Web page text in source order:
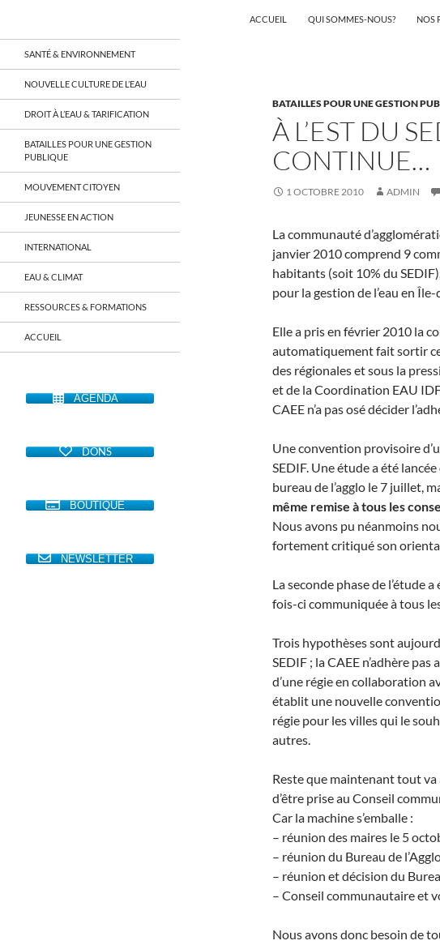
Aller
au
contenu
ACCUEIL QUI SOMMES-NOUS? NOS
BATAILLES POUR UNE GESTION
À L’EST DU
CONTINUE…
1 OCTOBRE 2010 ADMIN
La communauté
janvier 2010 comprend 9
habitants (soit 10% du
pour la gestion de l’eau en
Elle a pris en février 2010 la
automatiquement fait sortir
des régionales et sous la
et de la Coordination EAU
CAEE n’a pas osé décider
Une convention provisoire
SEDIF. Une étude a été
bureau de l’agglo le 7 juillet,
même remise à tous les
Nous avons pu néanmoins
fortement critiqué son
La seconde phase de l’étude
fois-ci communiquée à tous
Trois hypothèses sont
SEDIF ; la CAEE n’adhère pas
d’une régie en collaboration
établit une nouvelle
régie pour les villes qui le
autres.
Reste que maintenant tout
d’être prise au Conseil
Car la machine s’emballe :
– réunion des maires le 5
– réunion du Bureau de
– réunion et décision du
– Conseil communautaire et
Nous avons donc besoin de
un réseau qui réunit citoyens et
associations autour de la ressource
territoire français, sur tous les
économique, juridique, de la santé,
culturel…
SANTÉ & ENVIRONNEMENT
NOUVELLE CULTURE DE L’EAU
DROIT À L’EAU & TARIFICATION
BATAILLES POUR UNE GESTION
PUBLIQUE
MOUVEMENT CITOYEN
JEUNESSE EN ACTION
INTERNATIONAL
EAU & CLIMAT
RESSOURCES & FORMATIONS
ACCUEIL
AGENDA
DONS
BOUTIQUE
NEWSLETTER